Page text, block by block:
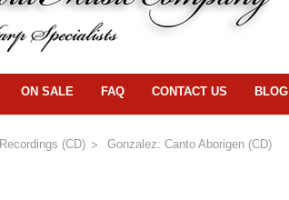
ON SALE FAQ CONTACT US BLOG
Recordings (CD) Gonzalez: Canto Aborigen (CD)